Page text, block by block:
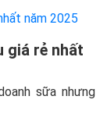
giá rẻ nhất
sữa nhưng